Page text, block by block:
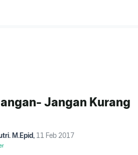
Jangan Kurang
M.Epid, 11 Feb 2017